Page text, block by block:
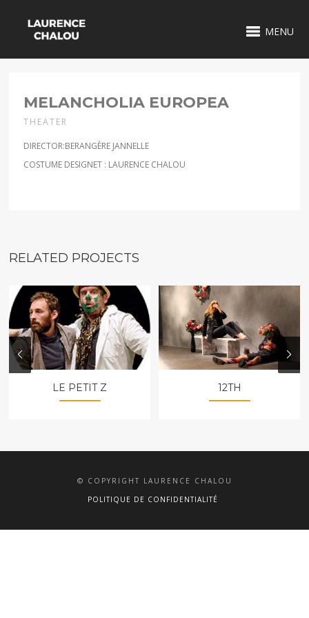
MENU
1 / 5
MELANCHOLIA EUROPEA
THEATER
DIRECTOR:BERANGÈRE JANNELLE
COSTUME DESIGNET : LAURENCE CHALOU
RELATED PROJECTS
LE PETIT Z 12TH
© COPYRIGHT LAURENCE CHALOU
POLITIQUE DE CONFIDENTIALITÉ